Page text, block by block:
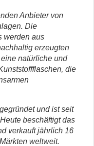
Anbieter von
Die
werden aus
erzeugten
natürliche und
die
und ist seit
beschäftigt das
verkauft jährlich 16
weltweit.